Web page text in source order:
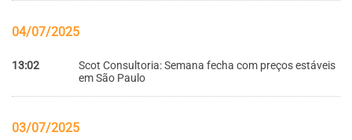
04/07/2025
13:02
Scot Consultoria: Semana fecha com preços estáveis
em São Paulo
03/07/2025